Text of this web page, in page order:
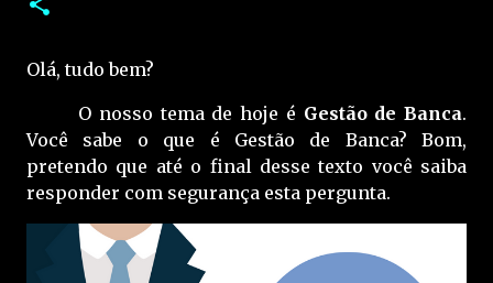
Olá, tudo bem?
O nosso tema de hoje é Gestão de Banca.
Você sabe o que é Gestão de Banca? Bom,
pretendo que até o final desse texto você saiba
responder com segurança esta pergunta.